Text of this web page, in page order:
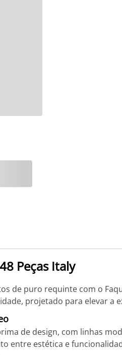
Peças Italy
de puro requinte com o
projetado para elevar a
de design, com linhas
entre estética e